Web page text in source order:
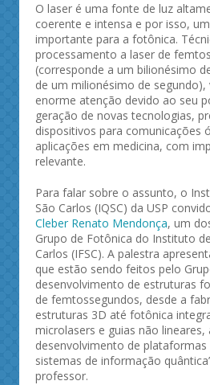
O laser é uma fonte de luz
coerente e intensa e por isso,
importante para a fotônica.
processamento a laser de
(corresponde a um bilionésimo
de um milionésimo de segundo),
enorme atenção devido ao seu
geração de novas tecnologias,
dispositivos para comunicações
aplicações em medicina, com
relevante.
Para falar sobre o assunto, o
São Carlos (IQSC) da USP
Cleber Renato Mendonça, um
Grupo de Fotônica do Instituto
Carlos (IFSC). A palestra
que estão sendo feitos pelo
desenvolvimento de estruturas
de femtossegundos, desde a
estruturas 3D até fotônica
microlasers e guias não lineares,
desenvolvimento de
sistemas de informação
professor.